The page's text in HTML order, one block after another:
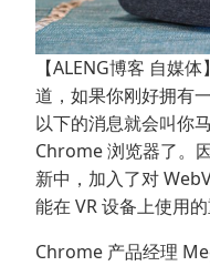
【ALENG博客 自媒
道，如果你刚好拥有
以下的消息就会叫你
Chrome 浏览器了。
新中，加入了对
能在 VR 设备上使用的
Chrome 产品经理